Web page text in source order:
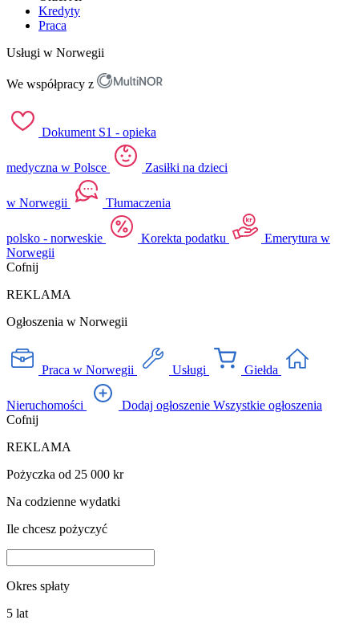
Kredyty
Praca
Usługi w Norwegii
We współpracy z
Dokument S1 - opieka
medyczna w Polsce Zasiłki na dzieci
w Norwegii Tłumaczenia
polsko - norweskie Korekta podatku
Emerytura w
Norwegii
Cofnij
REKLAMA
Ogłoszenia w Norwegii
Praca w Norwegii Usługi Giełda
Nieruchomości Dodaj ogłoszenie Wszystkie ogłoszenia
Cofnij
REKLAMA
Pożyczka od 25 000 kr
Na codzienne wydatki
Ile chcesz pożyczyć
Okres spłaty
5 lat